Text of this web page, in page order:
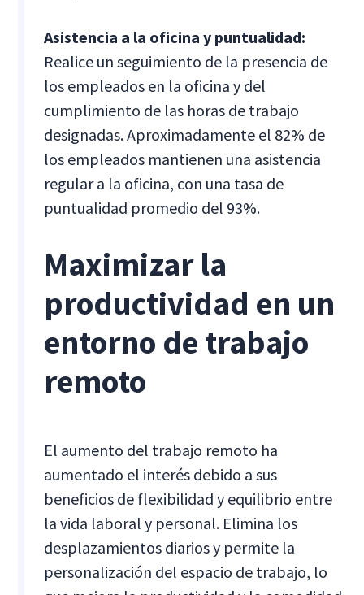
Asistencia a la oficina y puntualidad:
Realice un seguimiento de la presencia de
los empleados en la oficina y del
cumplimiento de las horas de trabajo
designadas. Aproximadamente el 82% de
los empleados mantienen una asistencia
regular a la oficina, con una tasa de
puntualidad promedio del 93%.
Maximizar la
productividad en un
entorno de trabajo
remoto
El aumento del trabajo remoto ha
aumentado el interés debido a sus
beneficios de flexibilidad y equilibrio entre
la vida laboral y personal. Elimina los
desplazamientos diarios y permite la
personalización del espacio de trabajo, lo